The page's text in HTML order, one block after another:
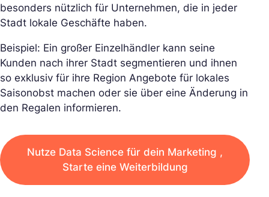
besonders nützlich für Unternehmen, die in jeder
Stadt lokale Geschäfte haben.
Beispiel: Ein großer Einzelhändler kann seine
Kunden nach ihrer Stadt segmentieren und ihnen
so exklusiv für ihre Region Angebote für lokales
Saisonobst machen oder sie über eine Änderung in
den Regalen informieren.
Nutze Data Science für dein Marketing ,
Starte eine Weiterbildung